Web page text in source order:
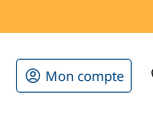
Mon compte